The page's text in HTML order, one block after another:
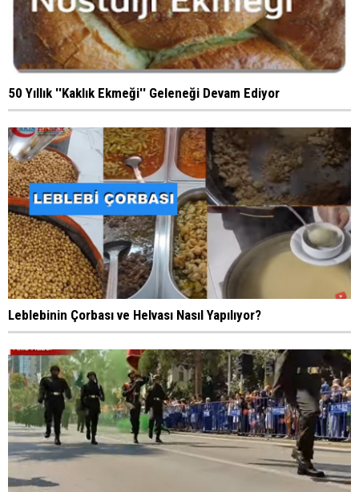
50 Yıllık ''Kaklık Ekmeği'' Geleneği Devam Ediyor
Leblebinin Çorbası ve Helvası Nasıl Yapılıyor?